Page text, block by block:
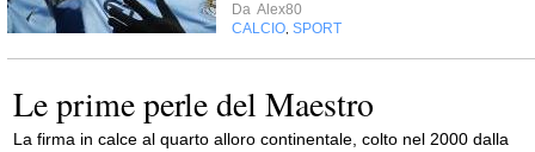
Da Alex80
CALCIO SPORT
Le prime perle del Maestro
La firma in calce al quarto alloro continentale, colto nel 2000 dalla